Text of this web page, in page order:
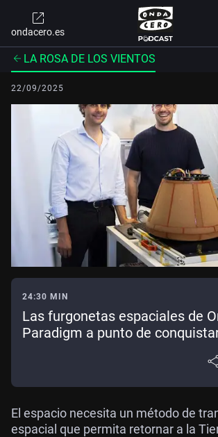
ondacero.es
LA ROSA DE LOS VIENTOS
22/09/2025
24:30 MIN
Las furgonetas espaciales de
Paradigm a punto de
El espacio necesita un método de
espacial que permita retornar a la